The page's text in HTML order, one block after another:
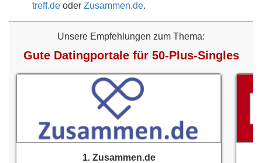
treff.de oder Zusammen.de.
Unsere Empfehlungen zum Thema:
Gute Datingportale für 50-Plus-Singles
1. Zusammen.de